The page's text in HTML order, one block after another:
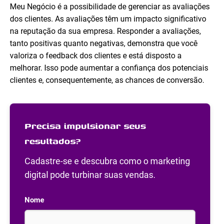
Meu Negócio é a possibilidade de gerenciar as avaliações
dos clientes. As avaliações têm um impacto significativo
na reputação da sua empresa. Responder a avaliações,
tanto positivas quanto negativas, demonstra que você
valoriza o feedback dos clientes e está disposto a
melhorar. Isso pode aumentar a confiança dos potenciais
clientes e, consequentemente, as chances de conversão.
Precisa impulsionar seus
resultados?
Cadastre-se e descubra como o marketing
digital pode turbinar suas vendas.
Nome